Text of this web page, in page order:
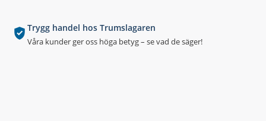
Trygg handel hos Trumslagaren
Våra kunder ger oss höga betyg – se vad de säger!